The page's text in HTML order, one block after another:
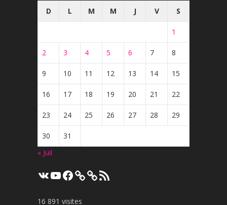
D
L M M J V S
1
2 3 4 5 6 7 8
9 10 11 12 13 14 15
16 17 18 19 20 21 22
23 24 25 26 27 28 29
30
31
« Juil
VK YouTube
Facebook Flux
RSS
16 891 visites